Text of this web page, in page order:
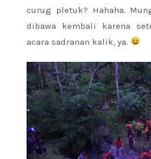
curug pletuk? Hahaha.
dibawa kembali karena
acara sadranan kalik, ya.